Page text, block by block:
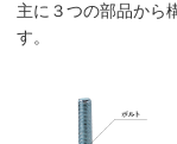
主に３つの部品から
す。